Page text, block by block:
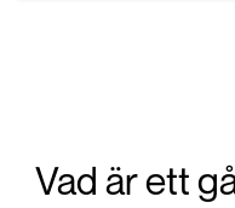
Vad är ett